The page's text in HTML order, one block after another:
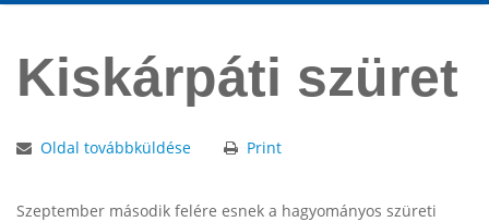
Kiskárpáti szüret
Oldal továbbküldése Print
Szeptember második felére esnek a hagyományos szüreti